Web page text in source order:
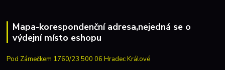
Mapa-korespondenční adresa,nejedná se o
výdejní místo eshopu
Pod Zámečkem 1760/23 500 06 Hradec Králové